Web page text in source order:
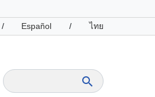
/ Español / ไทย